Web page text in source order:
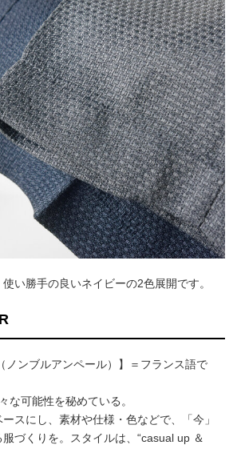
い勝手の良いネイビーの2色展開です。
ノンブルアンペール）】＝フランス語で
な可能性を秘めている。
スにし、素材や仕様・色などで、「今」
づくりを。スタイルは、“casual up ＆